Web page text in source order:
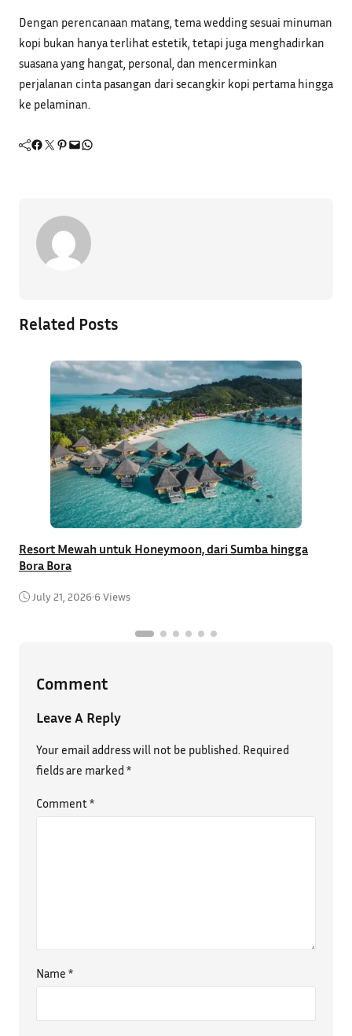
Dengan perencanaan matang, tema wedding sesuai minuman
kopi bukan hanya terlihat estetik, tetapi juga menghadirkan
suasana yang hangat, personal, dan mencerminkan
perjalanan cinta pasangan dari secangkir kopi pertama hingga
ke pelaminan.
Facebook Twitter Pinterest Mail WhatsApp
Related Posts
Resort Mewah untuk Honeymoon, dari Sumba hingga
Bora Bora
July 21, 2026•6 Views
Comment
Leave A Reply
Your email address will not be published. Required
fields are marked *
Comment*
Name *